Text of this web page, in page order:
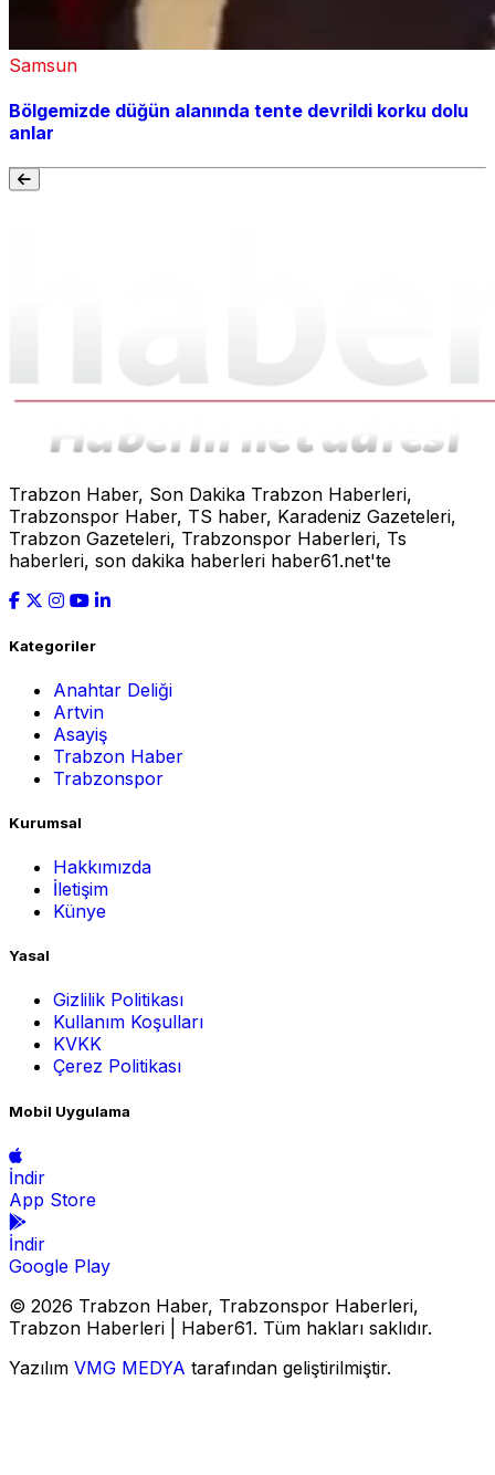
Samsun
Bölgemizde düğün alanında tente devrildi korku dolu
anlar
Trabzon Haber, Son Dakika Trabzon Haberleri,
Trabzonspor Haber, TS haber, Karadeniz Gazeteleri,
Trabzon Gazeteleri, Trabzonspor Haberleri, Ts
haberleri, son dakika haberleri haber61.net'te
Kategoriler
Anahtar Deliği
Artvin
Asayiş
Trabzon Haber
Trabzonspor
Kurumsal
Hakkımızda
İletişim
Künye
Yasal
Gizlilik Politikası
Kullanım Koşulları
KVKK
Çerez Politikası
Mobil Uygulama
İndir
App Store
İndir
Google Play
© 2026 Trabzon Haber, Trabzonspor Haberleri,
Trabzon Haberleri | Haber61. Tüm hakları saklıdır.
Yazılım VMG MEDYA tarafından geliştirilmiştir.